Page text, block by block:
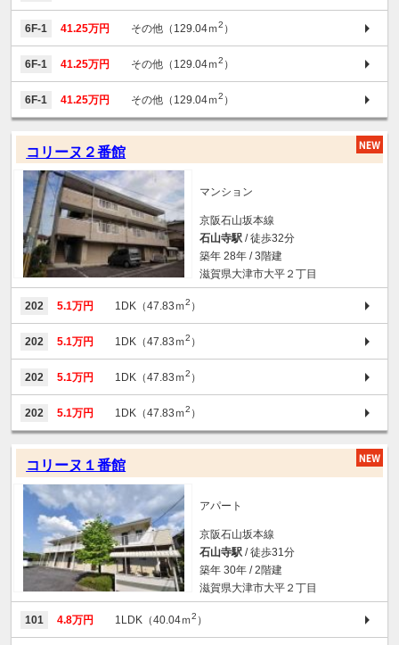
6F-1 41.25万円 その他（129.04ｍ2 ）
6F-1 41.25万円 その他（129.04ｍ2 ）
6F-1 41.25万円 その他（129.04ｍ2 ）
コリーヌ２番館
マンション
京阪石山坂本線
石山寺駅 / 徒歩32分
築年 28年 / 3階建
滋賀県大津市大平２丁目
202 5.1万円 1DK（47.83ｍ2 ）
202 5.1万円 1DK（47.83ｍ2 ）
202 5.1万円 1DK（47.83ｍ2 ）
202 5.1万円 1DK（47.83ｍ2 ）
コリーヌ１番館
アパート
京阪石山坂本線
石山寺駅 / 徒歩31分
築年 30年 / 2階建
滋賀県大津市大平２丁目
101 4.8万円 1LDK（40.04ｍ2 ）